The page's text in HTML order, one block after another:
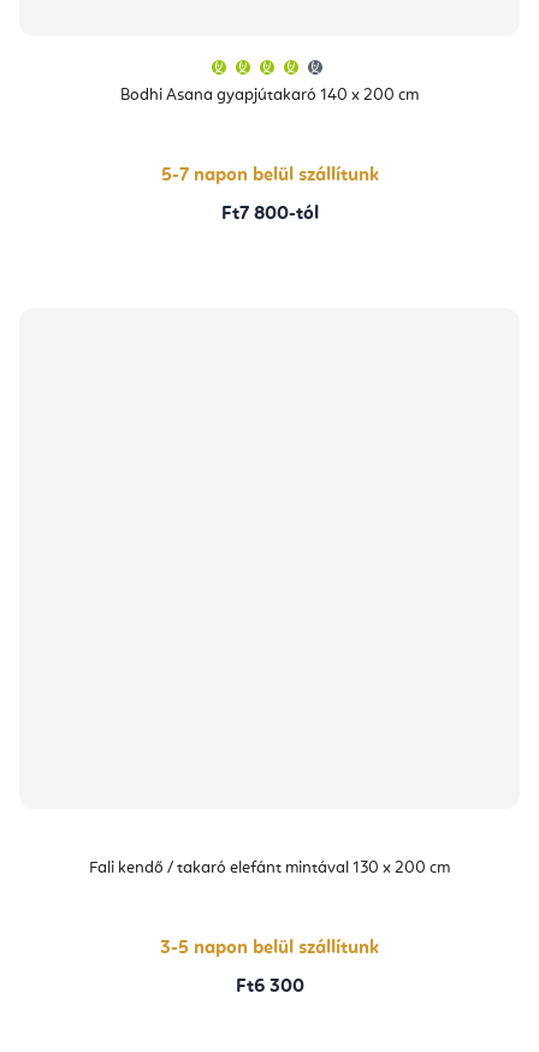
Bodhi Asana gyapjútakaró 140 x 200 cm
átlagos
értékelése
csillag.
5-7 napon belül szállítunk
Ft7 800-tól
Fali kendő / takaró elefánt mintával 130 x 200 cm
3-5 napon belül szállítunk
Ft6 300